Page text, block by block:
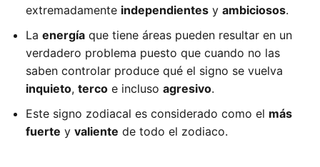
extremadamente independientes y ambiciosos.
La energía que tiene áreas pueden resultar en un
verdadero problema puesto que cuando no las
saben controlar produce qué el signo se vuelva
inquieto, terco e incluso agresivo.
Este signo zodiacal es considerado como el más
fuerte y valiente de todo el zodiaco.